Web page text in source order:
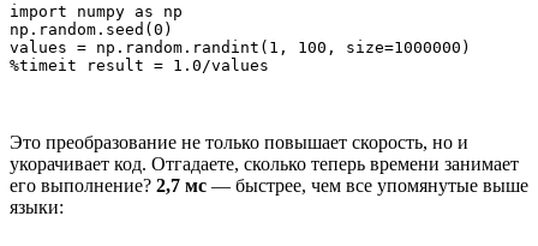
import numpy as np
np.random.seed(0)
values = np.random.randint(1, 100, size=1000000)
%timeit result = 1.0/values
Это преобразование не только повышает скорость, но и
укорачивает код. Отгадаете, сколько теперь времени занимает
его выполнение? 2,7 мс — быстрее, чем все упомянутые выше
языки: